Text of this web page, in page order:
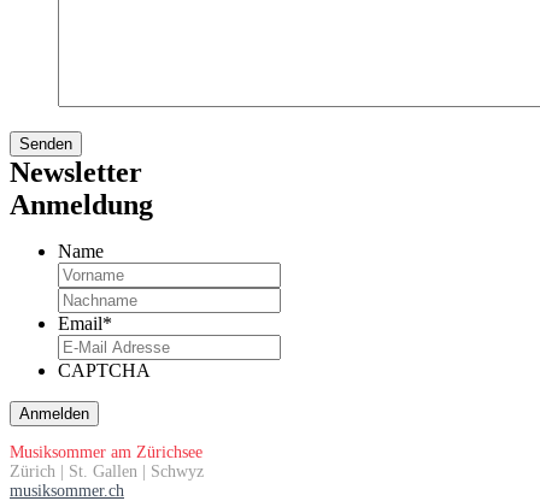
Newsletter
Anmeldung
Name
Vorname
Nachname
Email*
CAPTCHA
Musiksommer am Zürichsee
Zürich | St. Gallen | Schwyz
musiksommer.ch